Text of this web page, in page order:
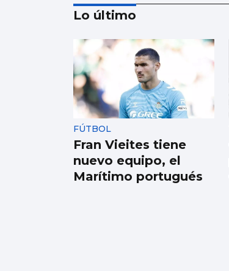
ESCAPARATE
Famosos veraneando
en las Rías Baixas y
cantantes volcados
con sus fans en Vigo
Lo último
FÚTBOL
Fran Vieites tiene
nuevo equipo, el
Marítimo portugués